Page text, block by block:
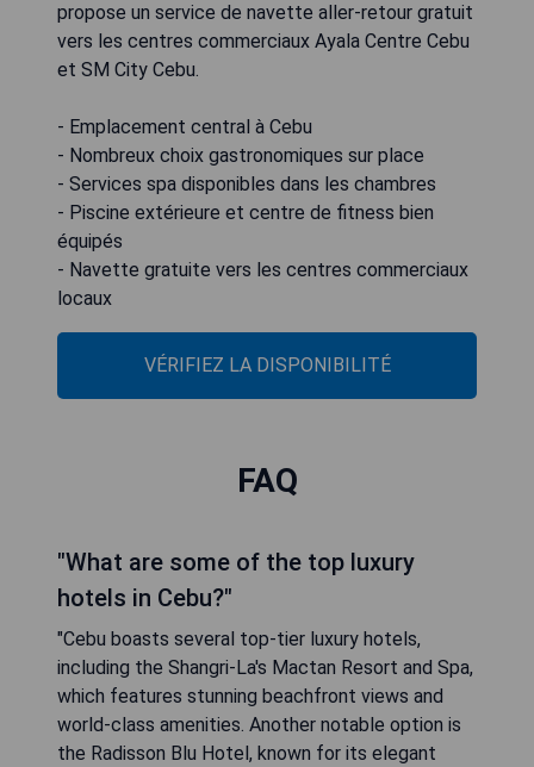
propose un service de navette aller-retour gratuit
vers les centres commerciaux Ayala Centre Cebu
et SM City Cebu.
- Emplacement central à Cebu
- Nombreux choix gastronomiques sur place
- Services spa disponibles dans les chambres
- Piscine extérieure et centre de fitness bien
équipés
- Navette gratuite vers les centres commerciaux
locaux
VÉRIFIEZ LA DISPONIBILITÉ
FAQ
"What are some of the top luxury
hotels in Cebu?"
"Cebu boasts several top-tier luxury hotels,
including the Shangri-La's Mactan Resort and Spa,
which features stunning beachfront views and
world-class amenities. Another notable option is
the Radisson Blu Hotel, known for its elegant